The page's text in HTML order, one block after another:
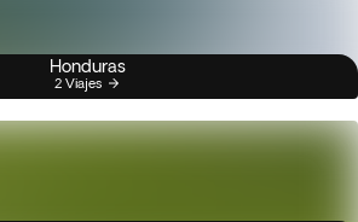
Honduras
2 Viajes